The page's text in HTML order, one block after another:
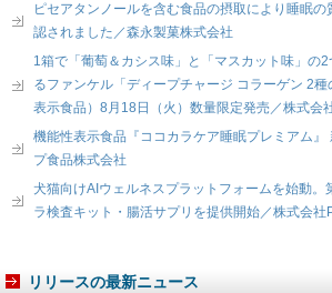
ピセアタンノールを含む食品の摂取により睡眠
認されました／森永製菓株式会社
1箱で「葡萄＆カシス味」と「マスカット味」の
るファンケル「ディープチャージ コラーゲン 2
表示食品）8月18日（火）数量限定発売／株式会
機能性表示食品『ココカラケア睡眠プレミアム』
プ食品株式会社
犬猫向けAIウェルネスプラットフォームを始動。
ラ検査キット・腸活サプリを提供開始／株式会社
リリースの最新ニュース